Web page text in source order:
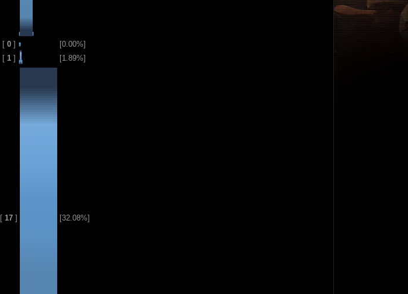
[ 0]
[0.00%]
[ 1] [1.89%]
[ 17 ] [32.08%]